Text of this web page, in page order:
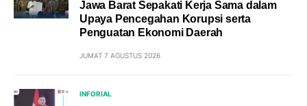
Jawa Barat Sepakati Kerja Sama dalam
Upaya Pencegahan Korupsi serta
Penguatan Ekonomi Daerah
JUMAT 7 AGUSTUS 2026
INFORIAL